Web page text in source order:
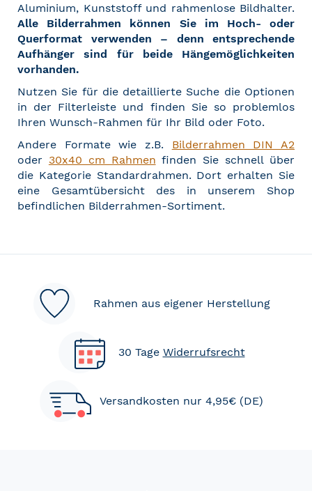
Aluminium, Kunststoff und rahmenlose Bildhalter.
Alle Bilderrahmen können Sie im Hoch- oder
Querformat verwenden – denn entsprechende
Aufhänger sind für beide Hängemöglichkeiten
vorhanden.
Nutzen Sie für die detaillierte Suche die Optionen
in der Filterleiste und finden Sie so problemlos
Ihren Wunsch-Rahmen für Ihr Bild oder Foto.
Andere Formate wie z.B. Bilderrahmen DIN A2
oder 30x40 cm Rahmen finden Sie schnell über
die Kategorie Standardrahmen. Dort erhalten Sie
eine Gesamtübersicht des in unserem Shop
befindlichen Bilderrahmen-Sortiment.
Rahmen aus eigener Herstellung
30 Tage Widerrufsrecht
Versandkosten nur 4,95€ (DE)